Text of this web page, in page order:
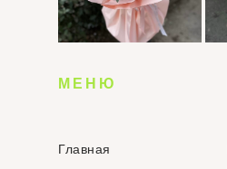
МЕНЮ
Главная